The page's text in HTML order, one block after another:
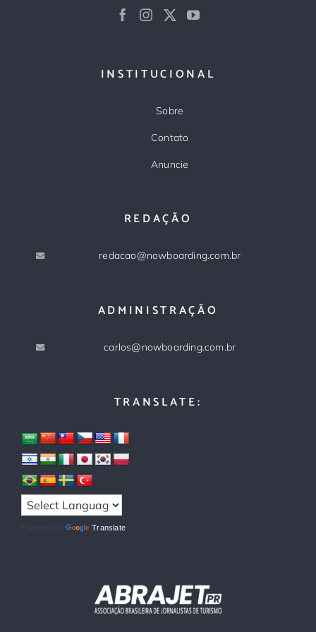
INSTITUCIONAL
Sobre
Contato
Anuncie
REDAÇÃO
redacao@nowboarding.com.br
ADMINISTRAÇÃO
carlos@nowboarding.com.br
TRANSLATE:
Powered by Translate